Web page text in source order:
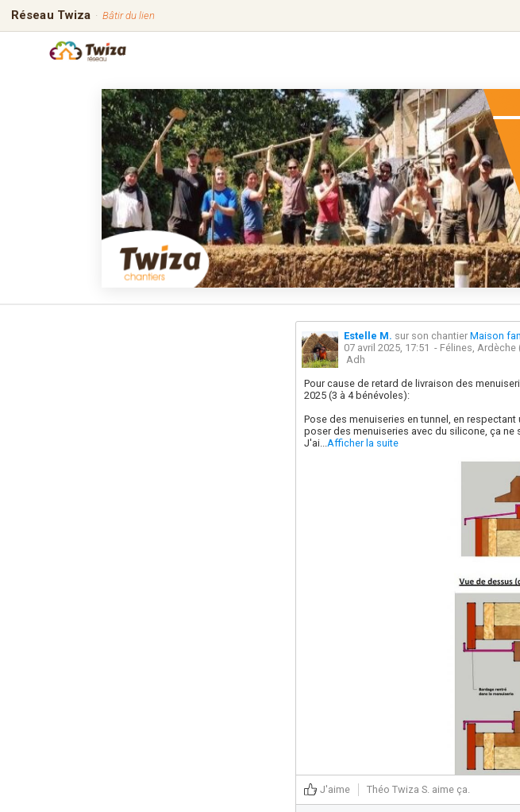
Réseau Twiza · Bâtir du lien
Estelle M. sur son chantier Maison
07 avril 2025, 17:51 - Félines, Ardèche
Adh
Pour cause de retard de livraison des
2025 (3 à 4 bénévoles):
Pose des menuiseries en tunnel, en
poser des menuiseries avec du silicone, ça ne
J'ai...Afficher la suite
J'aime Théo Twiza S. aime ça.